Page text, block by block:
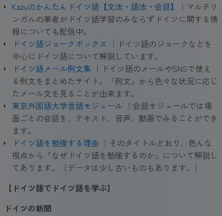
Kazuのかんたんドイツ語【文法・語法・会話】
｜マルチリ
ンガルの筆者がドイツ語学習のみならずドイツに関する情
報についても配信中。
ドイツ語ジョークボックス ｜ドイツ語のジョークなどを
中心にドイツ語について解説しています。
ドイツ語メール例文集 ｜ドイツ語のメールやSNSで使え
る例文をまとめたサイト。「例文」から色々な状況に応じ
たメール文を見ることが出来ます。
東京外国語大学言語モジュール ｜会話モジュールでは場
面ごとの会話を、テキスト、音声、動画でみることができ
ます。
ドイツ語を勉強する理由
｜そのタイトルどおり、色んな
視点から「なぜドイツ語を勉強するのか」について解説し
てあります。（データは少し古いものもあります。）
【ドイツ語でドイツ語を学ぶ】
ドイツの新聞